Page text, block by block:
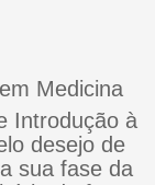
Medicina
Introdução à
desejo de
sua fase da